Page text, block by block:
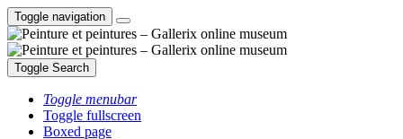
Toggle navigation
Toggle Search
Toggle menubar
Toggle fullscreen
Boxed page